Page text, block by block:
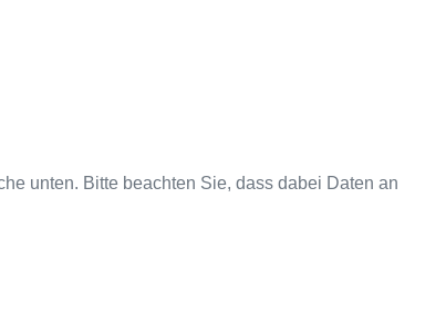
unten. Bitte beachten Sie, dass dabei Daten an